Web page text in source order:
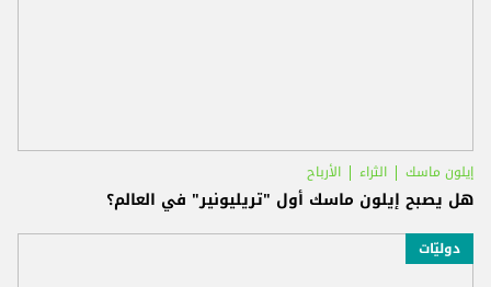
إيلون ماسك الثراء الأرباح
هل يصبح إيلون ماسك أول "تريليونير" في العالم؟
دوليّات